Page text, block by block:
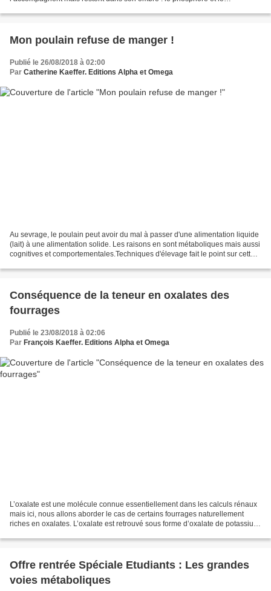
Mon poulain refuse de manger !
Publié le 26/08/2018 à 02:00
Par Catherine Kaeffer. Editions Alpha et Omega
Au sevrage, le poulain peut avoir du mal à passer d'une alimentation liquide
(lait) à une alimentation solide. Les raisons en sont métaboliques mais aussi
cognitives et comportementales.Techniques d'élevage fait le point sur cette
Conséquence de la teneur en oxalates des
fourrages
Publié le 23/08/2018 à 02:06
Par François Kaeffer. Editions Alpha et Omega
L’oxalate est une molécule connue essentiellement dans les calculs rénaux
mais ici, nous allons aborder le cas de certains fourrages naturellement
riches en oxalates. L’oxalate est retrouvé sous forme d’oxalate de potassium
Offre rentrée Spéciale Etudiants : Les grandes
voies métaboliques